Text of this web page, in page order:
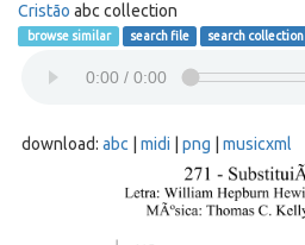
Cristão abc collection
browse similar search file search collection
download: abc midi png musicxml